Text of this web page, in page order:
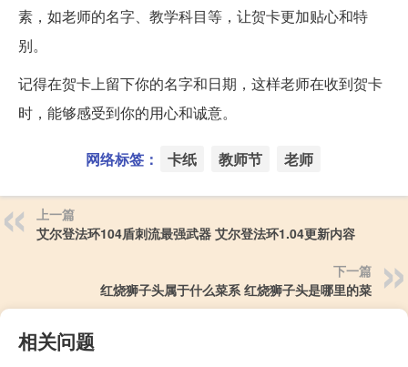
素，如老师的名字、教学科目等，让贺卡更加贴心和特
别。
记得在贺卡上留下你的名字和日期，这样老师在收到贺卡
时，能够感受到你的用心和诚意。
网络标签： 卡纸 教师节 老师
上一篇
艾尔登法环104盾刺流最强武器 艾尔登法环1.04更新内容
下一篇
红烧狮子头属于什么菜系 红烧狮子头是哪里的菜
相关问题